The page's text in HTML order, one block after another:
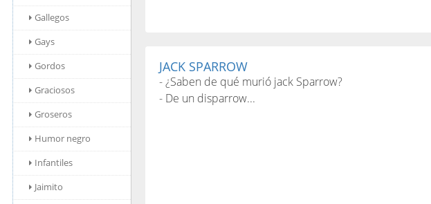
Gallegos
Gays
Gordos
Graciosos
Groseros
Humor negro
Infantiles
Jaimito
JACK SPARROW
- ¿Saben de qué murió jack Sparrow?
- De un disparrow...